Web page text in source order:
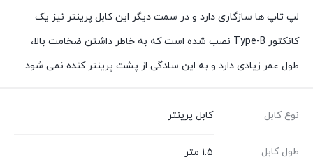
لپ تاپ ها سازگاری دارد و در سمت دیگر این کابل پرینتر نیز یک
کانکتور Type-B نصب شده است که به خاطر داشتن ضخامت بالا،
طول عمر زیادی دارد و به این سادگی از پشت پرینتر کنده نمی شود.
نوع کابل کابل پرینتر
طول کابل 1.5 متر